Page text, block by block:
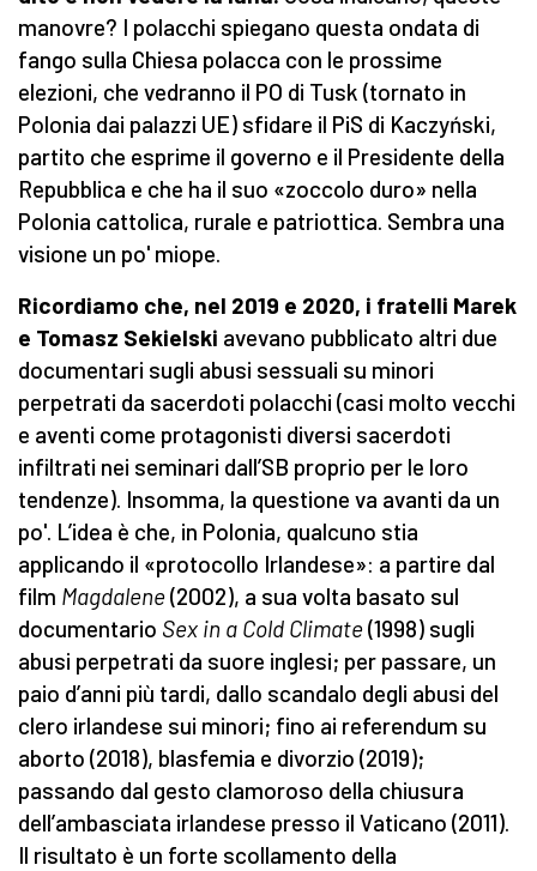
manovre? I polacchi spiegano questa ondata di
fango sulla Chiesa polacca con le prossime
elezioni, che vedranno il PO di Tusk (tornato in
Polonia dai palazzi UE) sfidare il PiS di Kaczyński,
partito che esprime il governo e il Presidente della
Repubblica e che ha il suo «zoccolo duro» nella
Polonia cattolica, rurale e patriottica. Sembra una
visione un po' miope.
Ricordiamo che, nel 2019 e 2020, i fratelli Marek
e Tomasz Sekielski avevano pubblicato altri due
documentari sugli abusi sessuali su minori
perpetrati da sacerdoti polacchi (casi molto vecchi
e aventi come protagonisti diversi sacerdoti
infiltrati nei seminari dall’SB proprio per le loro
tendenze). Insomma, la questione va avanti da un
po'. L’idea è che, in Polonia, qualcuno stia
applicando il «protocollo Irlandese»: a partire dal
film Magdalene(2002), a sua volta basato sul
documentario Sex in a Cold Climate(1998) sugli
abusi perpetrati da suore inglesi; per passare, un
paio d’anni più tardi, dallo scandalo degli abusi del
clero irlandese sui minori; fino ai referendum su
aborto (2018), blasfemia e divorzio (2019);
passando dal gesto clamoroso della chiusura
dell’ambasciata irlandese presso il Vaticano (2011).
Il risultato è un forte scollamento della